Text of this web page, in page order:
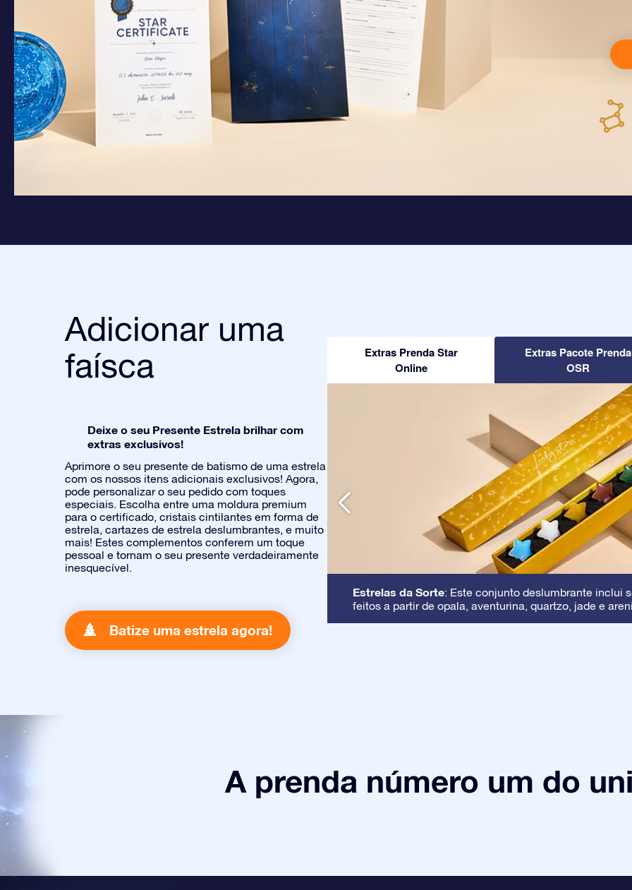
Adicionar uma
faísca
Deixe o seu Presente Estrela brilhar com
extras exclusivos!
Aprimore o seu presente de batismo de uma estrela
com os nossos itens adicionais exclusivos! Agora,
pode personalizar o seu pedido com toques
especiais. Escolha entre uma moldura premium
para o certificado, cristais cintilantes em forma de
estrela, cartazes de estrela deslumbrantes, e muito
mais! Estes complementos conferem um toque
pessoal e tornam o seu presente verdadeiramente
inesquecível.
Batize uma estrela agora!
Extras Prenda Star
Online
Extras Pacote Prenda
OSR
Estrelas da Sorte: Este conjunto deslumbrante inclui
feitos a partir de opala, aventurina, quartzo, jade e
A prenda número um do